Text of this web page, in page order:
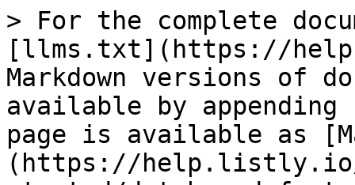
> For the complete
[llms.txt](https://
Markdown versions of
available by
page is available as
(https://help.listly.io/